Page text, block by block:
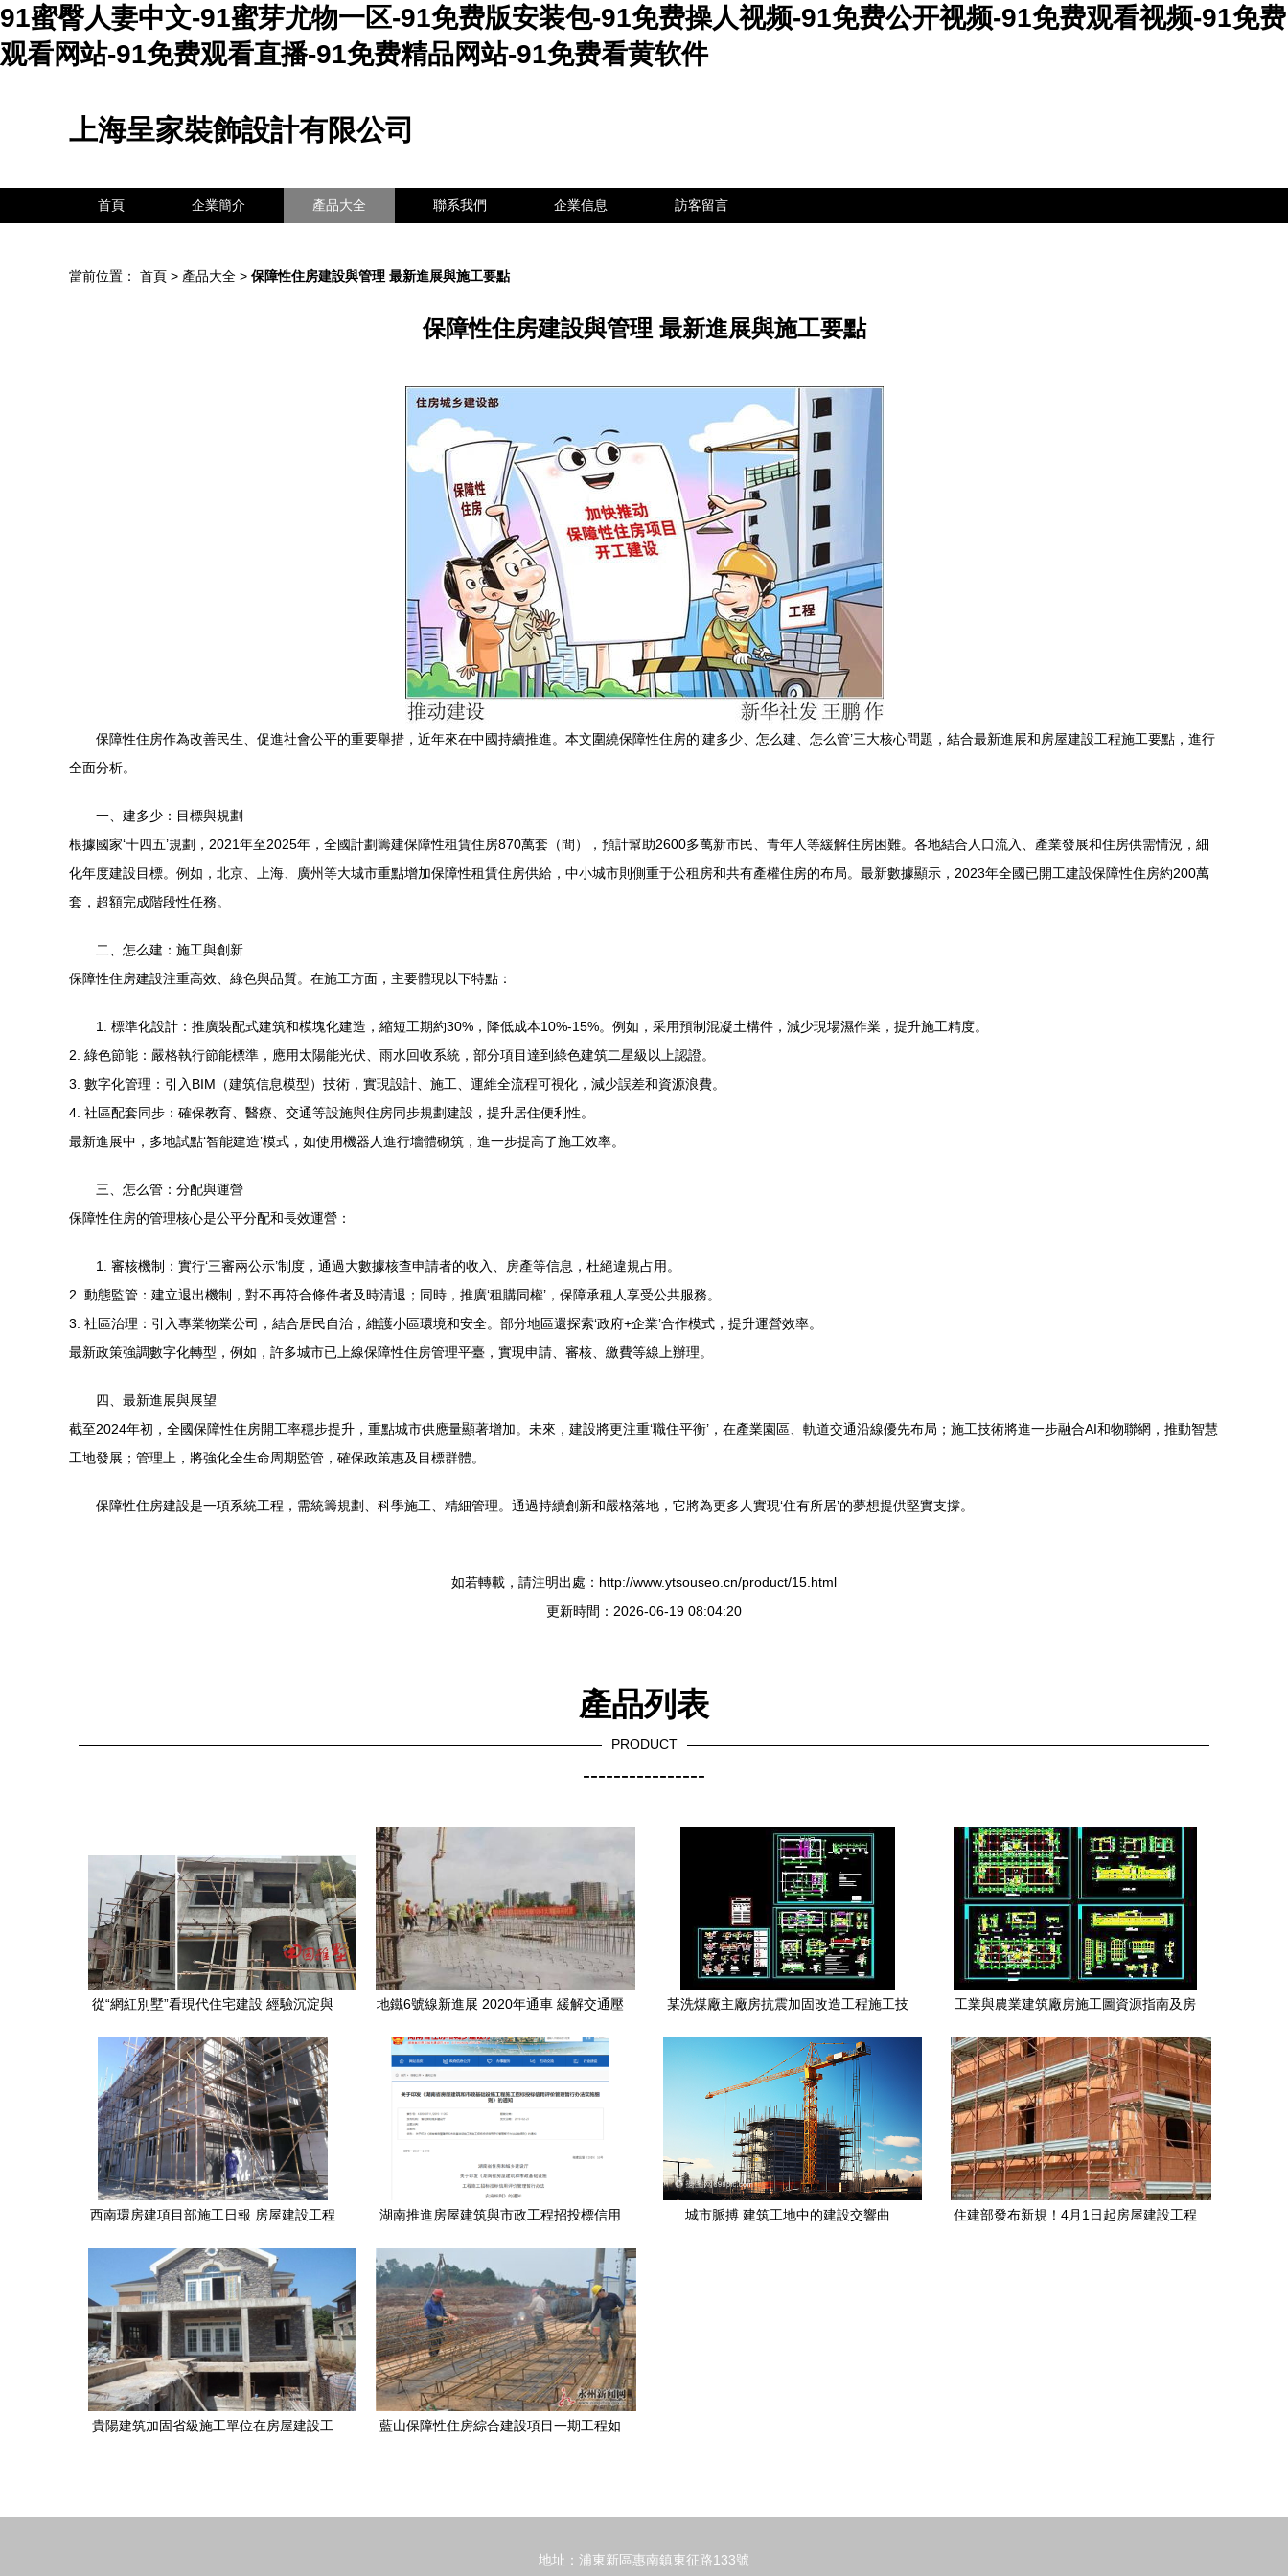
91蜜臀人妻中文-91蜜芽尤物一区-91免费版安装包-91免费操人视频-91免费公开视频-91免费观看视频-91免费
观看网站-91免费观看直播-91免费精品网站-91免费看黄软件
上海呈家裝飾設計有限公司
首頁 企業簡介 產品大全 聯系我們 企業信息 訪客留言
當前位置： 首頁 > 產品大全 > 保障性住房建設與管理 最新進展與施工要點
保障性住房建設與管理 最新進展與施工要點
保障性住房作為改善民生、促進社會公平的重要舉措，近年來在中國持續推進。本文圍繞保障性住房的‘建多少、怎么建、怎么管’三大核心問題，結合最新進展和房屋建設工程施工要點，進行
全面分析。
一、建多少：目標與規劃
根據國家‘十四五’規劃，2021年至2025年，全國計劃籌建保障性租賃住房870萬套（間），預計幫助2600多萬新市民、青年人等緩解住房困難。各地結合人口流入、產業發展和住房供需情況，細
化年度建設目標。例如，北京、上海、廣州等大城市重點增加保障性租賃住房供給，中小城市則側重于公租房和共有產權住房的布局。最新數據顯示，2023年全國已開工建設保障性住房約200萬
套，超額完成階段性任務。
二、怎么建：施工與創新
保障性住房建設注重高效、綠色與品質。在施工方面，主要體現以下特點：
1. 標準化設計：推廣裝配式建筑和模塊化建造，縮短工期約30%，降低成本10%-15%。例如，采用預制混凝土構件，減少現場濕作業，提升施工精度。
2. 綠色節能：嚴格執行節能標準，應用太陽能光伏、雨水回收系統，部分項目達到綠色建筑二星級以上認證。
3. 數字化管理：引入BIM（建筑信息模型）技術，實現設計、施工、運維全流程可視化，減少誤差和資源浪費。
4. 社區配套同步：確保教育、醫療、交通等設施與住房同步規劃建設，提升居住便利性。
最新進展中，多地試點‘智能建造’模式，如使用機器人進行墻體砌筑，進一步提高了施工效率。
三、怎么管：分配與運營
保障性住房的管理核心是公平分配和長效運營：
1. 審核機制：實行‘三審兩公示’制度，通過大數據核查申請者的收入、房產等信息，杜絕違規占用。
2. 動態監管：建立退出機制，對不再符合條件者及時清退；同時，推廣‘租購同權’，保障承租人享受公共服務。
3. 社區治理：引入專業物業公司，結合居民自治，維護小區環境和安全。部分地區還探索‘政府+企業’合作模式，提升運營效率。
最新政策強調數字化轉型，例如，許多城市已上線保障性住房管理平臺，實現申請、審核、繳費等線上辦理。
四、最新進展與展望
截至2024年初，全國保障性住房開工率穩步提升，重點城市供應量顯著增加。未來，建設將更注重‘職住平衡’，在產業園區、軌道交通沿線優先布局；施工技術將進一步融合AI和物聯網，推動智慧
工地發展；管理上，將強化全生命周期監管，確保政策惠及目標群體。
保障性住房建設是一項系統工程，需統籌規劃、科學施工、精細管理。通過持續創新和嚴格落地，它將為更多人實現‘住有所居’的夢想提供堅實支撐。
如若轉載，請注明出處：http://www.ytsouseo.cn/product/15.html
更新時間：2026-06-19 08:04:20
產品列表
PRODUCT
----------------
從“網紅別墅”看現代住宅建設 經驗沉淀與
地鐵6號線新進展 2020年通車 緩解交通壓
某洗煤廠主廠房抗震加固改造工程施工技
工業與農業建筑廠房施工圖資源指南及房
西南環房建項目部施工日報 房屋建設工程
湖南推進房屋建筑與市政工程招投標信用
城市脈搏 建筑工地中的建設交響曲
住建部發布新規！4月1日起房屋建設工程
貴陽建筑加固省級施工單位在房屋建設工
藍山保障性住房綜合建設項目一期工程如
地址：浦東新區惠南鎮東征路133號